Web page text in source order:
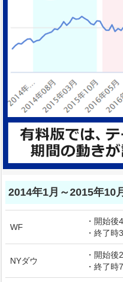
2014年1月～2015年
WF
・開始
・終了時
NYダウ
・開始
・終了時